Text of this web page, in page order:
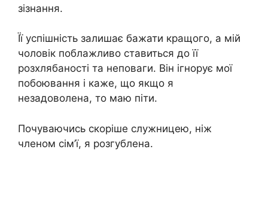
зізнання.
Її успішність залишає бажати кращого, а мій
чоловік поблажливо ставиться до її
розхлябаності та неповаги. Він ігнорує мої
побоювання і каже, що якщо я
незадоволена, то маю піти.
Почуваючись скоріше служницею, ніж
членом сім’ї, я розгублена.